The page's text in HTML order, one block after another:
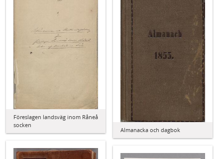
Almanacka och dagbok
Föreslagen landsväg inom Råneå
socken